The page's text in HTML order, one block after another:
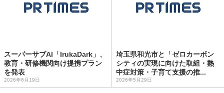
スーパーサブAI「IrukaDark」、
教育・研修機関向け提携プラン
を発表
2026年6月19日
埼玉県和光市と「ゼロカーボン
シティの実現に向けた取組・熱
中症対策・子育て支援の推...
2026年5月29日